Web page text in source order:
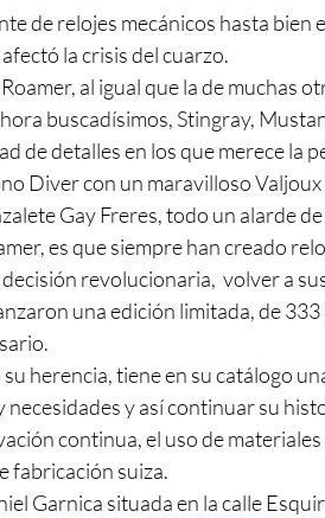
de relojes mecánicos hasta bien
la crisis del cuarzo.
al igual que la de muchas
buscadísimos, Stingray,
de detalles en los que merece la
Diver con un maravilloso
Gay Freres, todo un alarde
es que siempre han creado
revolucionaria,  volver a
una edición limitada, de
herencia, tiene en su catálogo
y así continuar su
continua, el uso de
fabricación suiza.
Garnica situada en la calle